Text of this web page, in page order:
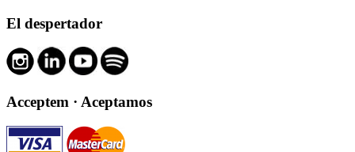
El despertador
Acceptem · Aceptamos